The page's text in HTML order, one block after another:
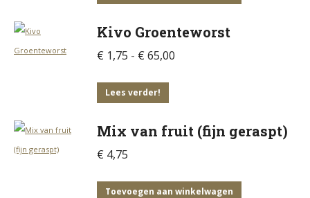
Kivo Groenteworst
€ 1,75 - € 65,00
Lees verder!
heeft
Deze
Mix van fruit (fijn geraspt)
€ 4,75
Toevoegen aan winkelwagen